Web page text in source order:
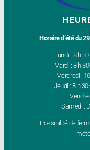
Horaire d’été du
Lundi : 8 h
Mardi : 8 h
Mercredi :
Jeudi : 8 h
Samedi :
Possibilité de